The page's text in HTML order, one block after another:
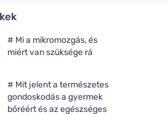
# Mi a mikromozgás, és
miért van szüksége rá
# Mit jelent a természetes
gondoskodás a gyermek
bőréért és az egészséges